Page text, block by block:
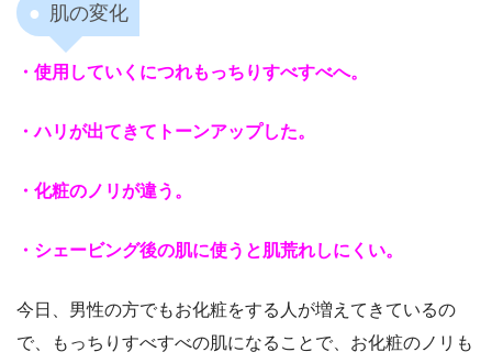
肌の変化
・使用していくにつれもっちりすべすべへ。
・ハリが出てきてトーンアップした。
・化粧のノリが違う。
・シェービング後の肌に使うと肌荒れしにくい。
今日、男性の方でもお化粧をする人が増えてきているの
で、もっちりすべすべの肌になることで、お化粧のノリも